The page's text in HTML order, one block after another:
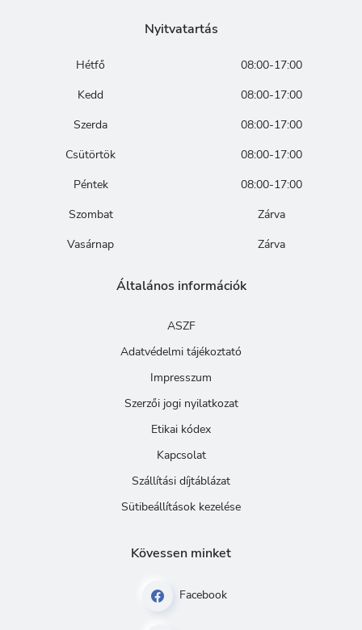
Nyitvatartás
Hétfő
08:00-17:00
Kedd
08:00-17:00
Szerda
08:00-17:00
Csütörtök
08:00-17:00
Péntek
08:00-17:00
Szombat
Zárva
Vasárnap
Zárva
Általános információk
ASZF
Adatvédelmi tájékoztató
Impresszum
Szerzői jogi nyilatkozat
Etikai kódex
Kapcsolat
Szállítási díjtáblázat
Sütibeállítások kezelése
Kövessen minket
Facebook